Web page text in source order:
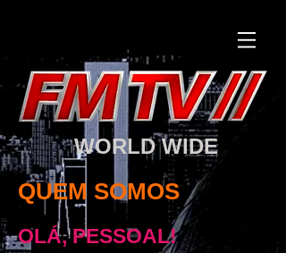
WORLD WIDE
QUEM SOMOS
OLÁ, PESSOAL!